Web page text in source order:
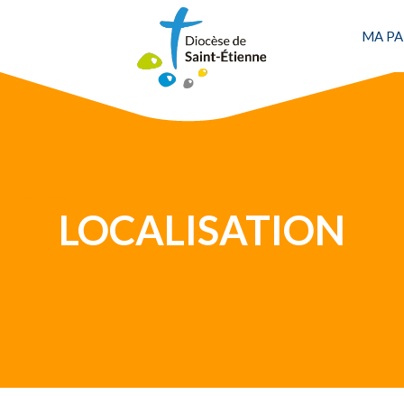
MA
Une personne
LOCALISATION